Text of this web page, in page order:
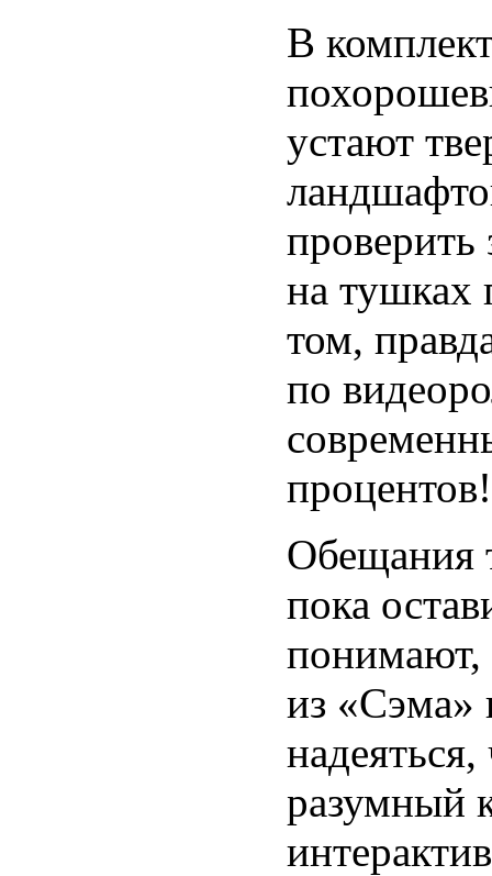
В
устают
на тушках
том,
по
процентов!
Обещания
пока
понимают,
из
разумный